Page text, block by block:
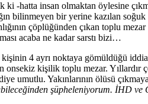
ki -hatta insan olmaktan öylesine
bilinmeyen bir yerine kazılan
çöplüğünden çıkan toplu
acaba ne kadar sarstı bizi…
4 ayrı noktaya gömüldüğü
onsekiz kişilik toplu mezar. Yıllardır
umutlu. Yakınlarının ölüsü
şüpheleniyorum. İHD ve